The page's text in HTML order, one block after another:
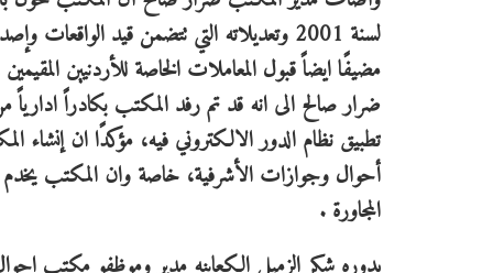
لسنة 2001 وتعديلاته التي تتضمن قيد
مضيفًا ايضاً قبول المعاملات الخاصة للأردنيين
ضرار صالح الى انه قد تم رفد المكتب بكادراً ادارياً
تطبيق نظام الدور الالكتروني فيه، مؤكدًا ان إنشاء
أحوال وجوازات الأشرفية، خاصة وان المكتب يخدم
المجاورة .